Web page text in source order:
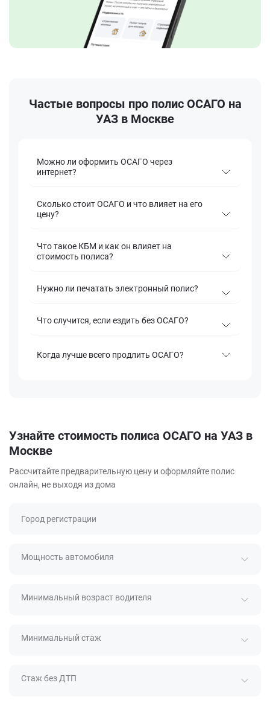
Частые вопросы про полис ОСАГО на
УАЗ в Москве
Можно ли оформить ОСАГО через
интернет?
Сколько стоит ОСАГО и что влияет на его
цену?
Что такое КБМ и как он влияет на
стоимость полиса?
Нужно ли печатать электронный полис?
Что случится, если ездить без ОСАГО?
Когда лучше всего продлить ОСАГО?
Узнайте стоимость полиса ОСАГО на УАЗ в
Москве
Рассчитайте предварительную цену и оформляйте полис
онлайн, не выходя из дома
Город регистрации
Мощность автомобиля
Минимальный возраст водителя
Минимальный стаж
Стаж без ДТП